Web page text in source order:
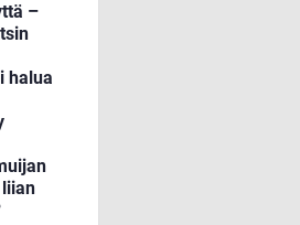
–
halua